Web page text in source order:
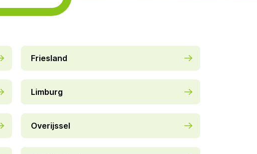
Friesland
Limburg
Overijssel